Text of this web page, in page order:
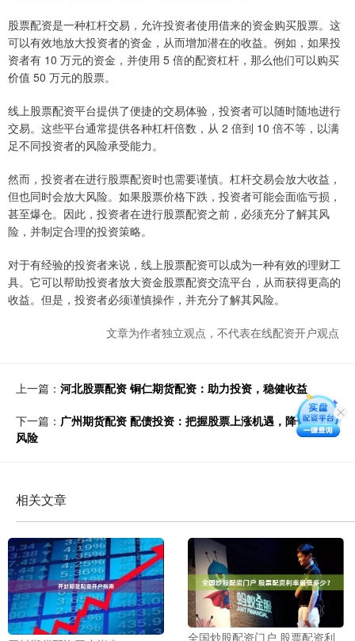
股票配资是一种杠杆交易，允许投资者使用借来的资金购买股票。这
可以有效地放大投资者的资金，从而增加潜在的收益。例如，如果投
资者有 10 万元的资金，并使用 5 倍的配资杠杆，那么他们可以购买
价值 50 万元的股票。
线上股票配资平台提供了便捷的交易体验，投资者可以随时随地进行
交易。这些平台通常提供各种杠杆倍数，从 2 倍到 10 倍不等，以满
足不同投资者的风险承受能力。
然而，投资者在进行股票配资时也需要谨慎。杠杆交易会放大收益，
但也同时会放大风险。如果股票价格下跌，投资者可能会面临亏损，
甚至爆仓。因此，投资者在进行股票配资之前，必须充分了解其风
险，并制定合理的投资策略。
对于有经验的投资者来说，线上股票配资可以成为一种有效的理财工
具。它可以帮助投资者放大资金股票配资交流平台，从而获得更高的
收益。但是，投资者必须谨慎操作，并充分了解其风险。
文章为作者独立观点，不代表在线配资开户观点
上一篇： 河北股票配资 铜仁期货配资：助力投资，稳健收益
下一篇： 广州期货配资 配债投资：把握股票上涨机遇，降低投资
风险
相关文章
全国炒股配资门户 股票配资利